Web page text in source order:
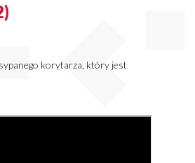
korytarza, który jest